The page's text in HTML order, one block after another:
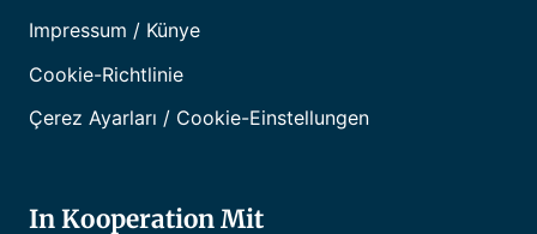
Impressum / Künye
Cookie-Richtlinie
Çerez Ayarları / Cookie-Einstellungen
In Kooperation Mit